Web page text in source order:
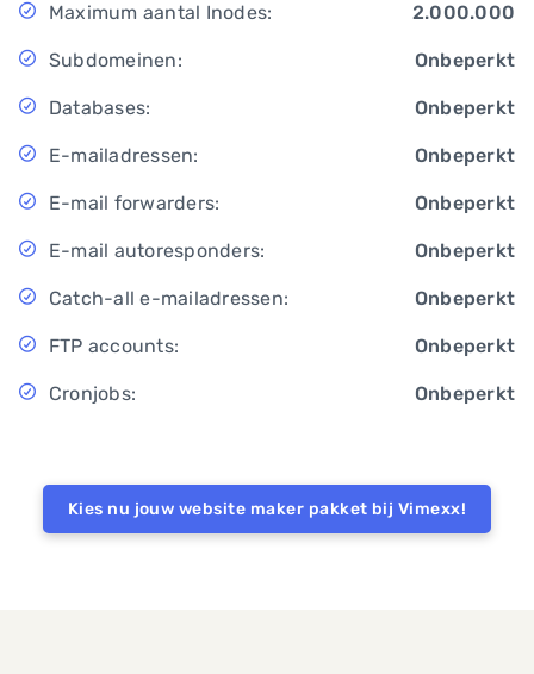
Maximum aantal Inodes: 2.000.000
Subdomeinen: Onbeperkt
Databases: Onbeperkt
E-mailadressen: Onbeperkt
E-mail forwarders: Onbeperkt
E-mail autoresponders: Onbeperkt
Catch-all e-mailadressen: Onbeperkt
FTP accounts: Onbeperkt
Cronjobs: Onbeperkt
Kies nu jouw website maker pakket bij Vimexx!